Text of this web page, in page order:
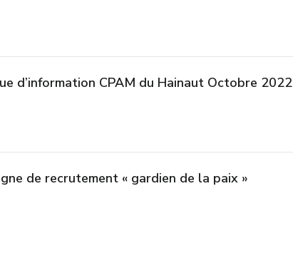
d’information CPAM du Hainaut Octobre 2022
de recrutement « gardien de la paix »